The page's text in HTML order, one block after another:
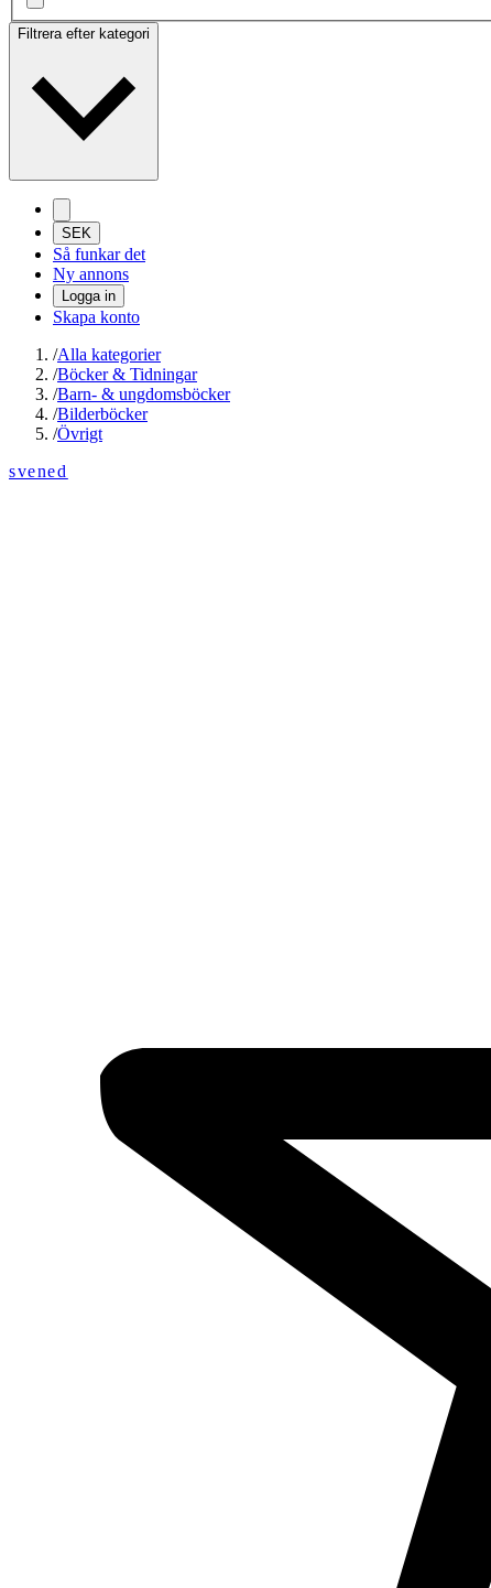
Filtrera efter kategori
SEK
Så funkar det
Ny annons
Logga in
Skapa konto
/Alla kategorier
/Böcker & Tidningar
/Barn- & ungdomsböcker
/Bilderböcker
/Övrigt
svened